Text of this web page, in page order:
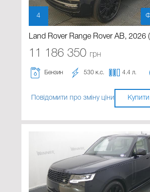
4
Land Rover Range Rover AB, 2026
11 186 350 грн
Бензин 530 к.с. 4.4 л.
Повідомити про зміну ціни